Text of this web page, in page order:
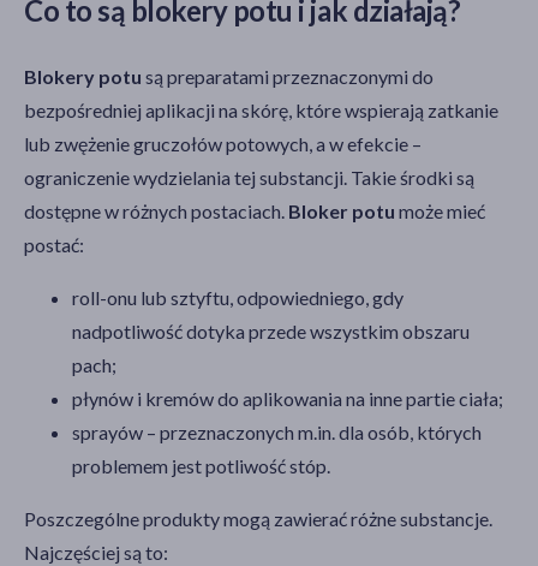
Co to są blokery potu i jak działają?
Blokery potu są preparatami przeznaczonymi do
bezpośredniej aplikacji na skórę, które wspierają zatkanie
lub zwężenie gruczołów potowych, a w efekcie –
ograniczenie wydzielania tej substancji. Takie środki są
dostępne w różnych postaciach. Bloker potu może mieć
postać:
roll-onu lub sztyftu, odpowiedniego, gdy
nadpotliwość dotyka przede wszystkim obszaru
pach;
płynów i kremów do aplikowania na inne partie ciała;
sprayów – przeznaczonych m.in. dla osób, których
problemem jest potliwość stóp.
Poszczególne produkty mogą zawierać różne substancje.
Najczęściej są to: